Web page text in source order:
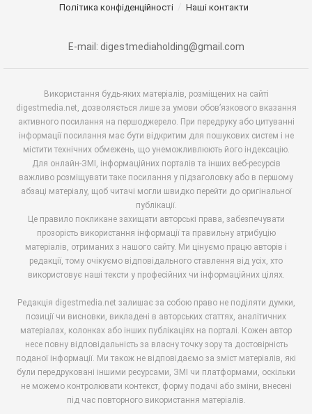
Політика конфіденційності
Наші контакти
E-mail: digestmediaholding@gmail.com
Використання будь-яких матеріалів, розміщених на сайті
digestmedia.net, дозволяється лише за умови обов’язкового вказання
активного посилання на першоджерело. При передруку або цитуванні
інформації посилання має бути відкритим для пошукових систем і не
містити технічних обмежень, що унеможливлюють його індексацію.
Для онлайн-ЗМІ, інформаційних порталів та інших веб-ресурсів
важливо розміщувати таке посилання у підзаголовку або в першому
абзаці матеріалу, щоб читачі могли швидко перейти до оригінальної
публікації.
Це правило покликане захищати авторські права, забезпечувати
прозорість використання інформації та правильну атрибуцію
матеріалів, отриманих з нашого сайту. Ми цінуємо працю авторів і
редакції, тому очікуємо відповідального ставлення від усіх, хто
використовує наші тексти у професійних чи інформаційних цілях.
Редакція digestmedia.net залишає за собою право не поділяти думки,
позиції чи висновки, викладені в авторських статтях, аналітичних
матеріалах, колонках або інших публікаціях на порталі. Кожен автор
несе повну відповідальність за власну точку зору та достовірність
поданої інформації. Ми також не відповідаємо за зміст матеріалів, які
були передруковані іншими ресурсами, ЗМІ чи платформами, оскільки
не можемо контролювати контекст, форму подачі або зміни, внесені
під час повторного використання матеріалів.